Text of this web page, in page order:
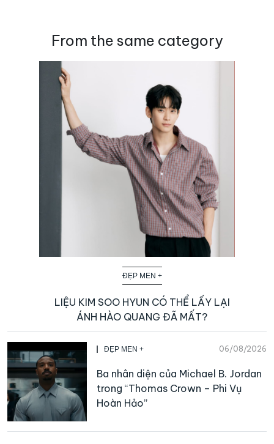
From the same category
ĐẸP MEN +
LIỆU KIM SOO HYUN CÓ THỂ LẤY LẠI
ÁNH HÀO QUANG ĐÃ MẤT?
ĐẸP MEN + 06/08/2026
Ba nhân diện của Michael B. Jordan
trong “Thomas Crown – Phi Vụ
Hoàn Hảo”